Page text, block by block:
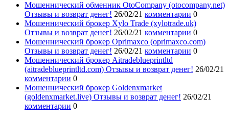
Мошеннический обменник OtoCompany (otocompany.net)
Отзывы и возврат денег! 26/02/21 комментарии 0
Мошеннический брокер Xylo Trade (xylotrade.uk)
Отзывы и возврат денег! 26/02/21 комментарии 0
Мошеннический брокер Oprimaxco (oprimaxco.com)
Отзывы и возврат денег! 26/02/21 комментарии 0
Мошеннический брокер Aitradeblueprintltd
(aitradeblueprintltd.com) Отзывы и возврат денег! 26/02/21
комментарии 0
Мошеннический брокер Goldenxmarket
(goldenxmarket.live) Отзывы и возврат денег! 26/02/21
комментарии 0